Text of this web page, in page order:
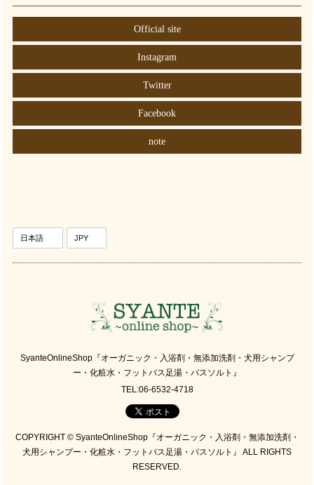
Official site
Instagram
Twitter
Facebook
note
SyanteOnlineShop『オーガニック・入浴剤・無添加洗剤・犬用シャンプ
ー・化粧水・フットバス足湯・バスソルト』
TEL:06-6532-4718
COPYRIGHT © SyanteOnlineShop『オーガニック・入浴剤・無添加洗剤・
犬用シャンプー・化粧水・フットバス足湯・バスソルト』 ALL RIGHTS
RESERVED.